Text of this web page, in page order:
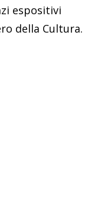
espositivi
della Cultura.